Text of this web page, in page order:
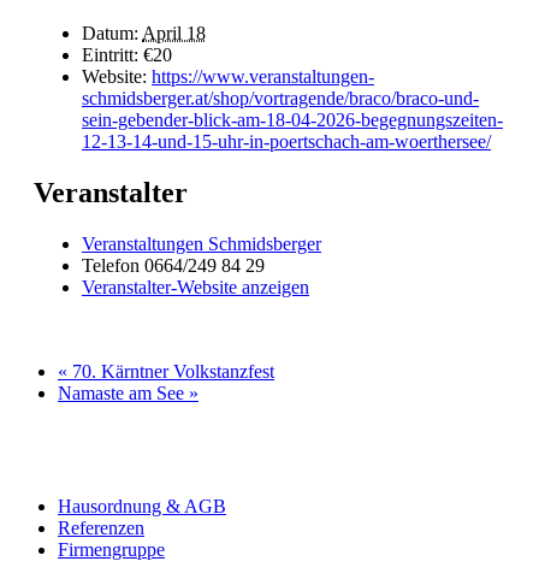
Datum: April 18
Eintritt: €20
Website: https://www.veranstaltungen-
schmidsberger.at/shop/vortragende/braco/braco-und-
sein-gebender-blick-am-18-04-2026-begegnungszeiten-
12-13-14-und-15-uhr-in-poertschach-am-woerthersee/
Veranstalter
Veranstaltungen Schmidsberger
Telefon 0664/249 84 29
Veranstalter-Website anzeigen
« 70. Kärntner Volkstanzfest
Namaste am See »
Hausordnung & AGB
Referenzen
Firmengruppe